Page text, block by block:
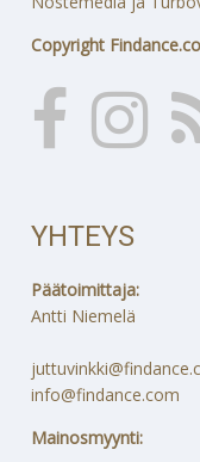
Copyright
YHTEYS
Päätoimittaja:
Antti Niemelä
info@findance.com
Mainosmyynti: